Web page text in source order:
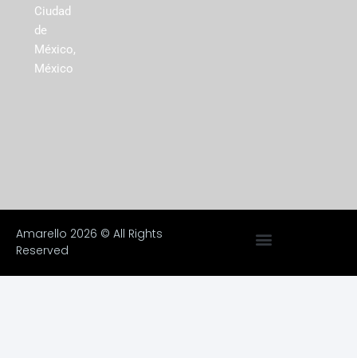
Ciudad
de
México,
México
Amarello 2026 © All Rights
Reserved